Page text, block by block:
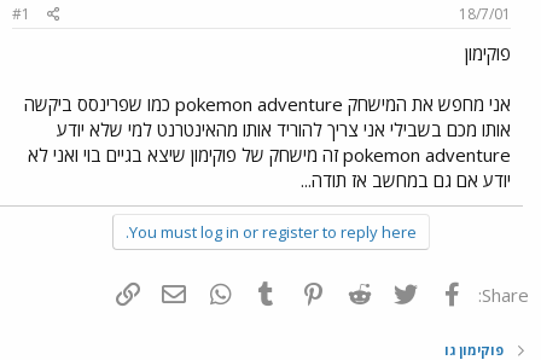
ש
א
18/7/01
#1
פוקימון
אני מחפש את המישחק pokemon adventure כמו שפרינסס ביקשה
אותו מכם בשבילי אני צריך להוריד אותו מהאינטרנט למי שלא יודע
pokemon adventure זה מישחק של פוקימון שיצא בגיים בוי ואני לא
יודע אם גם במחשב אז תודה...
You must log in or register to reply here.
Share: פייסבוק Twitter
Reddit
Pinterest
Tumblr
WhatsAppדואר אלקטרוני
פוקימון גו